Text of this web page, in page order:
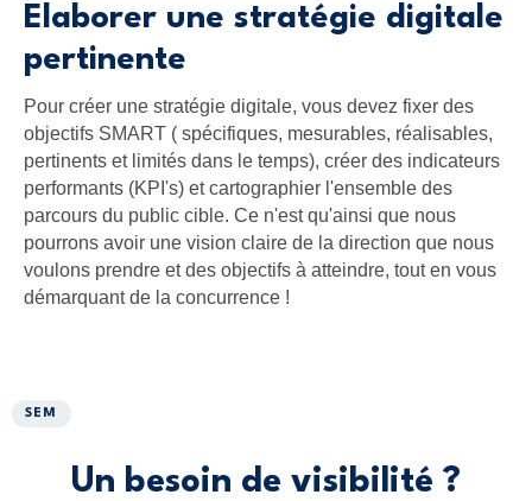
Elaborer une stratégie digitale
pertinente
Pour créer une stratégie digitale, vous devez fixer des
objectifs SMART ( spécifiques, mesurables, réalisables,
pertinents et limités dans le temps), créer des indicateurs
performants (KPI's) et cartographier l'ensemble des
parcours du public cible. Ce n'est qu'ainsi que nous
pourrons avoir une vision claire de la direction que nous
voulons prendre et des objectifs à atteindre, tout en vous
démarquant de la concurrence !
SEM
Un besoin de visibilité ?